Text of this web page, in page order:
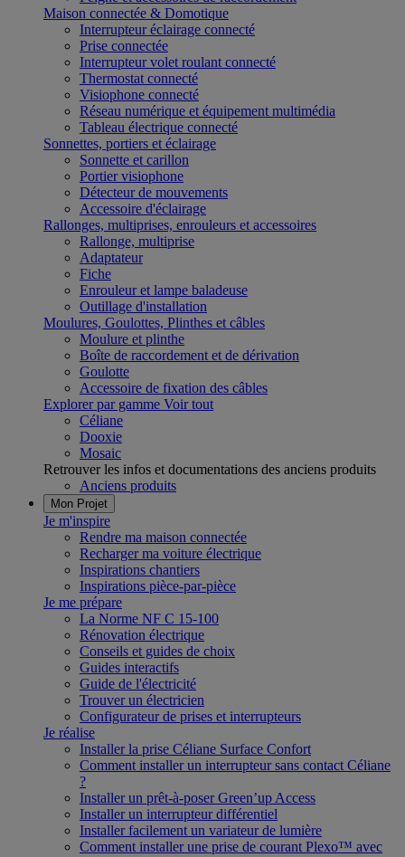
Maison connectée & Domotique
Interrupteur éclairage connecté
Prise connectée
Interrupteur volet roulant connecté
Thermostat connecté
Visiophone connecté
Réseau numérique et équipement multimédia
Tableau électrique connecté
Sonnettes, portiers et éclairage
Sonnette et carillon
Portier visiophone
Détecteur de mouvements
Accessoire d'éclairage
Rallonges, multiprises, enrouleurs et accessoires
Rallonge, multiprise
Adaptateur
Fiche
Enrouleur et lampe baladeuse
Outillage d'installation
Moulures, Goulottes, Plinthes et câbles
Moulure et plinthe
Boîte de raccordement et de dérivation
Goulotte
Accessoire de fixation des câbles
Explorer par gamme Voir tout
Céliane
Dooxie
Mosaic
Retrouver les infos et documentations des anciens produits
Anciens produits
Mon Projet
Je m'inspire
Rendre ma maison connectée
Recharger ma voiture électrique
Inspirations chantiers
Inspirations pièce-par-pièce
Je me prépare
La Norme NF C 15-100
Rénovation électrique
Conseils et guides de choix
Guides interactifs
Guide de l'électricité
Trouver un électricien
Configurateur de prises et interrupteurs
Je réalise
Installer la prise Céliane Surface Confort
Comment installer un interrupteur sans contact Céliane
?
Installer un prêt-à-poser Green’up Access
Installer un interrupteur différentiel
Installer facilement un variateur de lumière
Comment installer une prise de courant Plexo™ avec